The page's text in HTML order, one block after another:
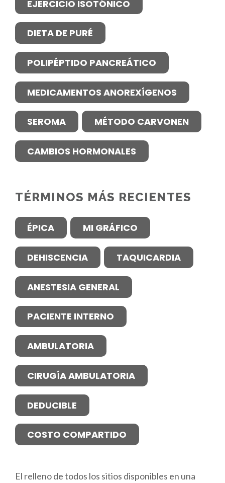
EJERCICIO ISOTÓNICO
DIETA DE PURÉ
POLIPÉPTIDO PANCREÁTICO
MEDICAMENTOS ANOREXÍGENOS
SEROMA MÉTODO CARVONEN
CAMBIOS HORMONALES
TÉRMINOS MÁS RECIENTES
ÉPICA MI GRÁFICO
DEHISCENCIA TAQUICARDIA
ANESTESIA GENERAL
PACIENTE INTERNO
AMBULATORIA
CIRUGÍA AMBULATORIA
DEDUCIBLE
COSTO COMPARTIDO
El relleno de todos los sitios disponibles en una